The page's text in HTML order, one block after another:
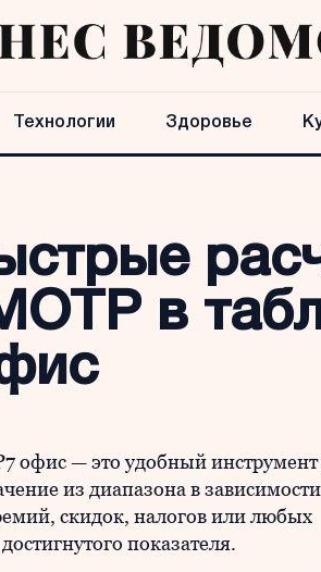
Технологии Здоровье
в
офис — это удобный инструмент
из диапазона в
скидок, налогов или любых
показателя.